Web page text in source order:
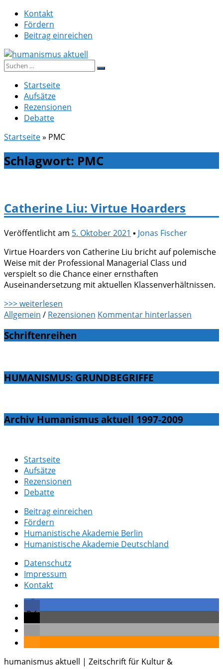
Zum
Inhalt
springen
Kontakt
Fördern
Beitrag einreichen
humanismus aktuell
Suche
Startseite
Aufsätze
Rezensionen
Debatte
Startseite» PMC
Schlagwort: PMC
Catherine Liu: Virtue Hoarders
Veröffentlicht am 5. Oktober 2021 ▪ Jonas Fischer
Virtue Hoarders von Catherine Liu bricht auf polemische
Weise mit der Professional Managerial Class und
verspielt so die Chance einer ernsthaften
Auseinandersetzung mit aktuellen Klassenverhältnissen.
>>> weiterlesen
Allgemein / Rezensionen Kommentar hinterlassen
Schriftenreihen
HUMANISMUS: GRUNDBEGRIFFE
Archiv Humanismus aktuell 1997-2009
Startseite
Aufsätze
Rezensionen
Debatte
Beitrag einreichen
Fördern
Humanistische Akademie Berlin
Humanistische Akademie Deutschland
Datenschutz
Impressum
Kontakt
humanismus aktuell | Zeitschrift für Kultur &